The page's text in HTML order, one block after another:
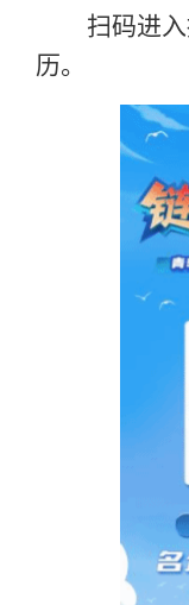
扫码进
历。